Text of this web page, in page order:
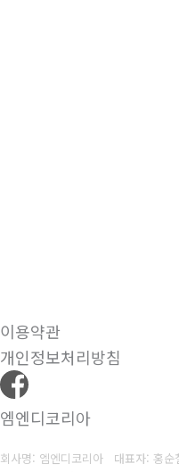
이용약관
개인정보처리방침
엠엔디코리아
회사명: 엠엔디코리아 대표자: 홍순